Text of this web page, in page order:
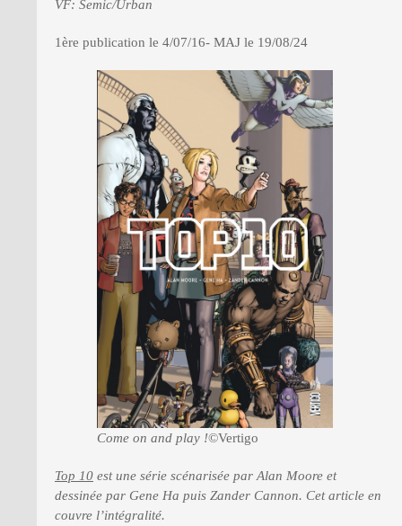
VF: Semic/Urban
1ère publication le 4/07/16- MAJ le 19/08/24
Come on and play !©Vertigo
Top 10 est une série scénarisée par Alan Moore et
dessinée par Gene Ha puis Zander Cannon. Cet article en
couvre l’intégralité.